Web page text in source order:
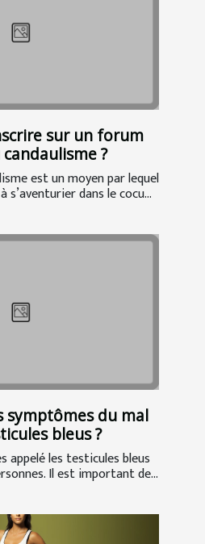
sur un forum
?
est un moyen par lequel
s’aventurier dans le cocu...
symptômes du mal
bleus ?
appelé les testicules bleus
Il est important de...